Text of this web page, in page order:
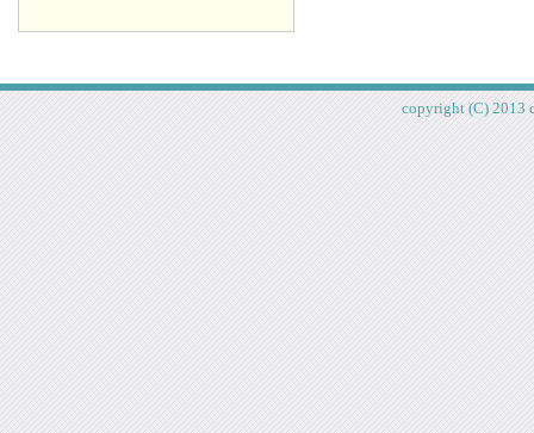
copyright (C) 2013